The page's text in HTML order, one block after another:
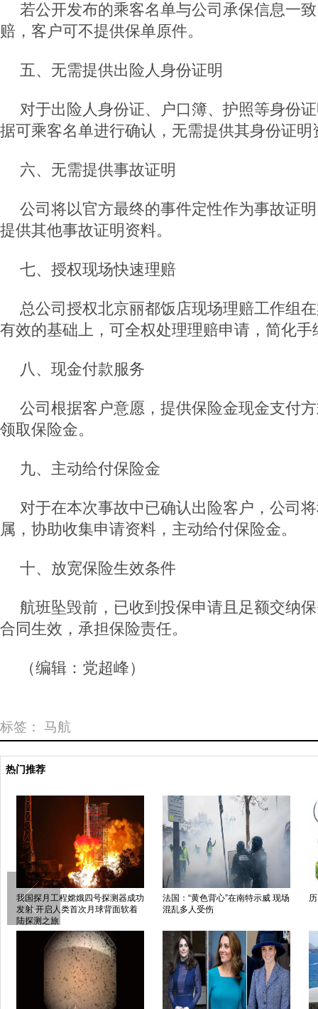
若公开发布的乘客名单与公司承保信息一
赔，客户可不提供保单原件。
五、无需提供出险人身份证明
对于出险人身份证、户口簿、护照等身份
据可乘客名单进行确认，无需提供其身份证明
六、无需提供事故证明
公司将以官方最终的事件定性作为事故证
提供其他事故证明资料。
七、授权现场快速理赔
总公司授权北京丽都饭店现场理赔工作组
有效的基础上，可全权处理理赔申请，简化手
八、现金付款服务
公司根据客户意愿，提供保险金现金支付
领取保险金。
九、主动给付保险金
对于在本次事故中已确认出险客户，公司
属，协助收集申请资料，主动给付保险金。
十、放宽保险生效条件
航班坠毁前，已收到投保申请且足额交纳
合同生效，承担保险责任。
（编辑：党超峰）
标签： 马航
热门推荐
我国探月工程嫦娥四号探测器成功
发射 开启人类首次月球背面软着
陆探测之旅
法国：“黄色背心”在南特示威 现场
混乱多人受伤